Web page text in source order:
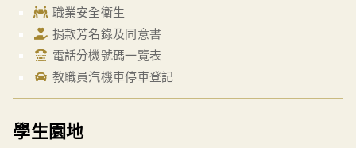
職業安全衛生
捐款芳名錄及同意書
電話分機號碼一覽表
教職員汽機車停車登記
學生園地